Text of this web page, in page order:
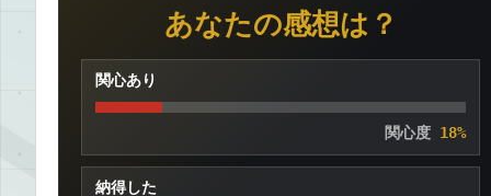
あなたの感想は？
関心あり
関心度 18%
納得した